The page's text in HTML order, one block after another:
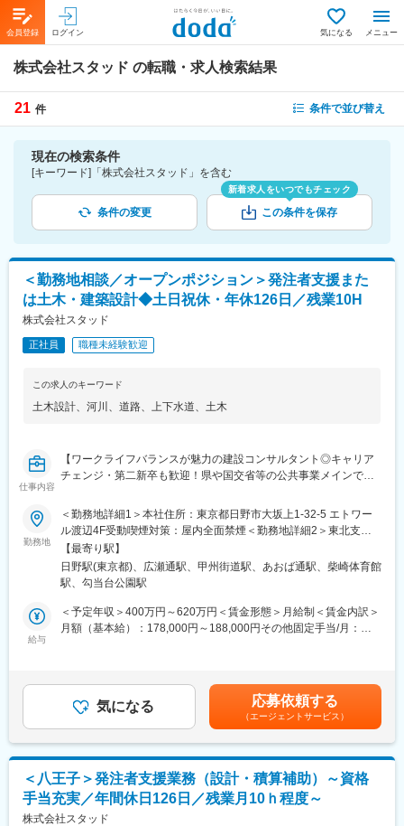
会員登録 ログイン 気になる メニュー
株式会社スタッド の転職・求人検索結果
21 件 条件で並び替え
現在の検索条件
[キーワード]「株式会社スタッド」を含む
条件の変更
新着求人をいつでもチェック
この条件を保存
＜勤務地相談／オープンポジション＞発注者支援また
は土木・建築設計◆土日祝休・年休126日／残業10H
株式会社スタッド
正社員 職種未経験歓迎
この求人のキーワード
土木設計、 河川 、 道路、 上下水道、 土木
仕事内容
【ワークライフバランスが魅力の建設コンサルタント◎キャリア
チェンジ・第二新卒も歓迎！県や国交省等の公共事業メインで社
い方におすすめ／資格取得手当充実】
■業務内容
建設コンサルタントとして、発注者支援、土木・建築設計、建設
工事支援のいずれかの業務をお任せします。
職種や勤務地はご希望に応じて決定しますのでご安心ください。
■配属職種
関連資料、計画図面、地元・関係機関との協議資料など、各種資
料を作成
・工事監督支援業務…工程管理、安全管理、品質管理に関する適
ータ作成
・道路許認可審査適正化指導業務…道路法に基づく各種申請書類
の審査や指導
（2）土木・建築設計…本社オフィスにて、以下いずれかの業務を
勤務地
＜勤務地詳細1＞本社住所：東京都日野市大坂上1-32-5 エトワー
ル渡辺4F受動喫煙対策：屋内全面禁煙＜勤務地詳細2＞東北支店
住所：宮城県仙台市青葉区本町2-9-8 日宝本町ビル2F勤務地最寄
駅：仙台駅受動喫煙対策：屋内全面禁煙変更の範囲：会社の定め
る事業所
【最寄り駅】
日野駅(東京都)、広瀬通駅、甲州街道駅、あおば通駅、柴崎体育館
駅、勾当台公園駅
給与
＜予定年収＞400万円～620万円＜賃金形態＞月給制＜賃金内訳＞
月額（基本給）：178,000円～188,000円その他固定手当/月：
無＞有＜残業手当＞有＜給与補足＞■昇給：1ヶ月あたり500円～
10,000円（過去実績）■賞与：年2回※計3.5カ月（過去実績）※別
途資格手当（3,000円～50,000円）賃金はあくまでも目安の金額
であり、選考を通じて上下する可能性があります。月給(月額)は固
定手当を含めた表記です。
気になる 応募依頼する
（エージェントサービス）
＜八王子＞発注者支援業務（設計・積算補助）～資格
手当充実／年間休日126日／残業月10ｈ程度～
株式会社スタッド